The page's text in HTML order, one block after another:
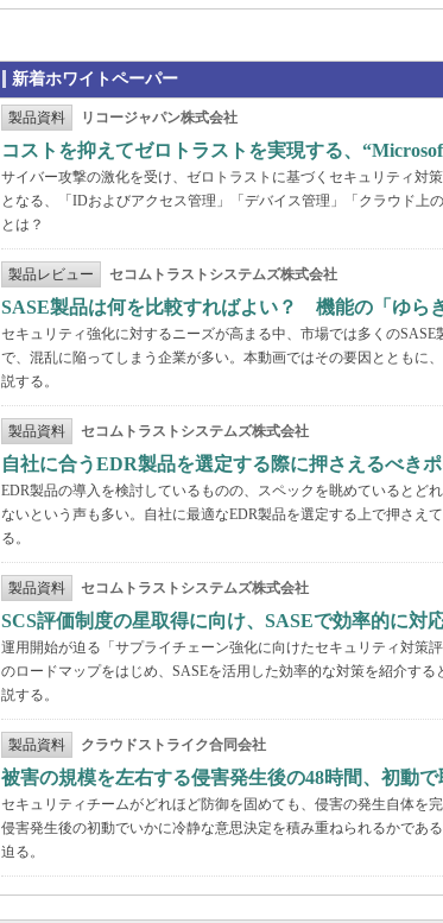
新着ホワイトペーパー
製品資料 リコージャパン株式会社
コストを抑えてゼロトラストを実現する、
サイバー攻撃の激化を受け、ゼロトラストに基づくセキュリティ対
となる、「IDおよびアクセス管理」「デバイス管理」「クラウド上
とは？
製品レビュー セコムトラストシステムズ株式会社
SASE製品は何を比較すればよい？ 機能の「ゆら
セキュリティ強化に対するニーズが高まる中、市場では多くの
で、混乱に陥ってしまう企業が多い。本動画ではその要因とともに
説する。
製品資料 セコムトラストシステムズ株式会社
自社に合うEDR製品を選定する際に押さえるべき
EDR製品の導入を検討しているものの、スペックを眺めているとど
ないという声も多い。自社に最適なEDR製品を選定する上で押さえ
る。
製品資料 セコムトラストシステムズ株式会社
SCS評価制度の星取得に向け、SASEで効率的に対
運用開始が迫る「サプライチェーン強化に向けたセキュリティ対策
のロードマップをはじめ、SASEを活用した効率的な対策を紹介す
説する。
製品資料 クラウドストライク合同会社
被害の規模を左右する侵害発生後の48時間、初動
セキュリティチームがどれほど防御を固めても、侵害の発生自体を
侵害発生後の初動でいかに冷静な意思決定を積み重ねられるかであ
迫る。